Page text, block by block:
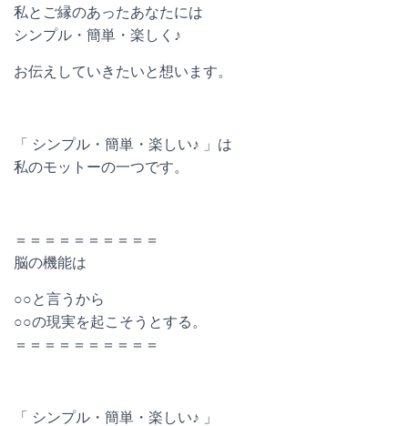
私とご縁のあったあなたには
シンプル・簡単・楽しく♪
お伝えしていきたいと想います。
「 シンプル・簡単・楽しい♪ 」は
私のモットーの一つです。
＝＝＝＝＝＝＝＝＝＝
脳の機能は
○○と言うから
○○の現実を起こそうとする。
＝＝＝＝＝＝＝＝＝＝
「 シンプル・簡単・楽しい♪ 」